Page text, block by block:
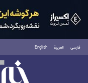
فارسی العربية English
شنبه ۱۷ مرداد ۱۴۰۵